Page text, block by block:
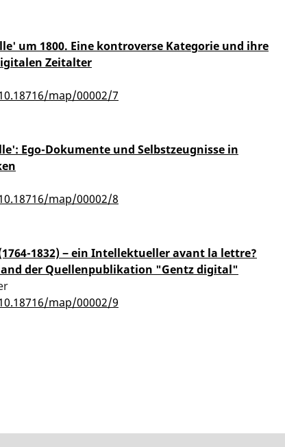
um 1800. Eine kontroverse Kategorie und ihre
Zeitalter
map/00002/7
Ego-Dokumente und Selbstzeugnisse in
map/00002/8
1832) ‒ ein Intellektueller avant la lettre?
der Quellenpublikation "Gentz digital"
map/00002/9